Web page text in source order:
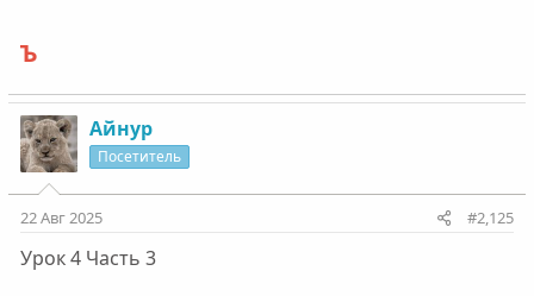
Ъ
Айнур
Посетитель
22 Авг 2025 #2,125
Урок 4 Часть 3